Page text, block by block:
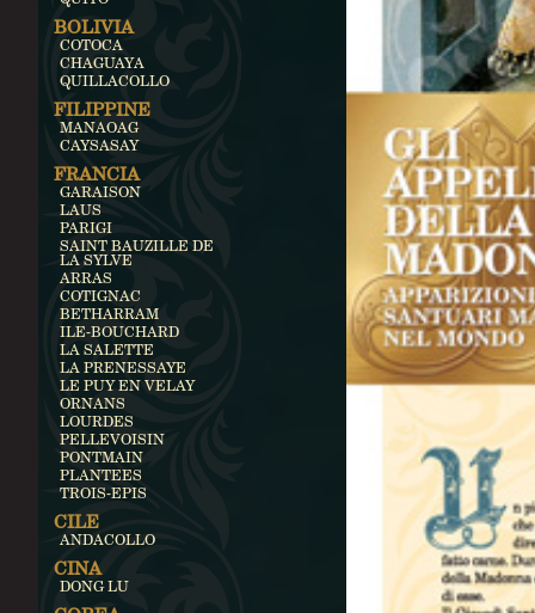
BOLIVIA
COTOCA
CHAGUAYA
QUILLACOLLO
FILIPPINE
MANAOAG
CAYSASAY
FRANCIA
GARAISON
LAUS
PARIGI
SAINT BAUZILLE DE
LA SYLVE
ARRAS
COTIGNAC
BETHARRAM
ILE-BOUCHARD
LA SALETTE
LA PRENESSAYE
LE PUY EN VELAY
ORNANS
LOURDES
PELLEVOISIN
PONTMAIN
PLANTEES
TROIS-EPIS
CILE
ANDACOLLO
CINA
DONG LU